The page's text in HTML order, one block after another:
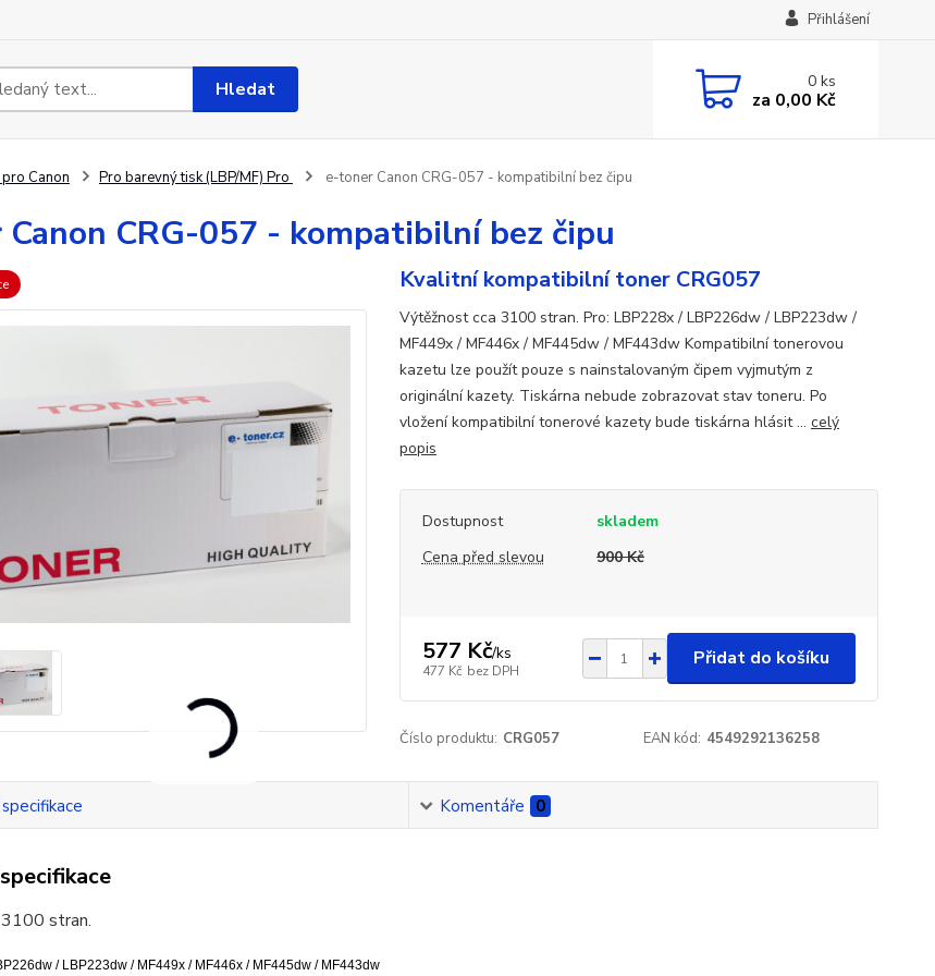
Přihlášení
Hledat 0ks
za 0,00 Kč
Canon Pro barevný tisk (LBP/MF) Pro e-toner Canon CRG-057 - kompatibilní bez čipu
CRG-057 - kompatibilní bez čipu
Kvalitní kompatibilní toner CRG057
Výtěžnost cca 3100 stran. Pro: LBP228x / LBP226dw / LBP223dw /
MF449x / MF446x / MF445dw / MF443dw Kompatibilní tonerovou
kazetu lze použít pouze s nainstalovaným čipem vyjmutým z
originální kazety. Tiskárna nebude zobrazovat stav toneru. Po
vložení kompatibilní tonerové kazety bude tiskárna hlásit ... celý
popis
Dostupnost
skladem
Cena před slevou
900 Kč
577 Kč/ks
477 Kč bez DPH
Přidat do košíku
Číslo produktu: CRG057 EAN kód: 4549292136258
Komentáře 0
stran.
/ LBP223dw / MF449x / MF446x / MF445dw / MF443dw